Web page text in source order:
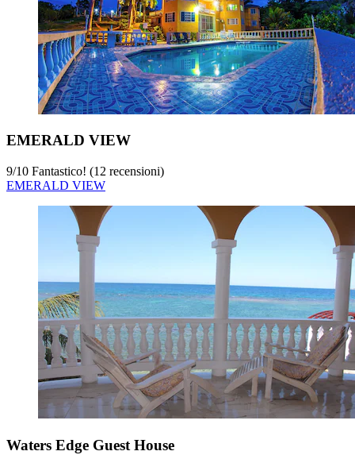
EMERALD VIEW
9/10 Fantastico! (12 recensioni)
EMERALD VIEW
Waters Edge Guest House